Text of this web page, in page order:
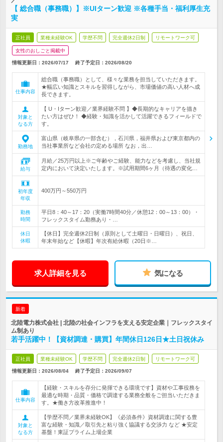
【 総合職（事務職）】※UIターン歓迎 ※各種手当・福利厚生充
実
正社員 業種未経験OK 学歴不問 完全週休2日制 リモートワーク可
女性のおしごと掲載中
情報更新日：2026/07/17 終了予定日： 2026/08/20
仕事内容
総合職（事務職）として、様々な業務を担当していただきます。
★幅広い知識とスキルを習得しながら、市場価値の高い人材へ成
長できます。
対象と
なる方
【 U・Iターン歓迎／業界経験不問 】◆長期的なキャリアを描き
たい方はぜひ！ ◆経験・知識を活かして活躍できるフィールドで
す。
勤務地
富山県（岐阜県の一部含む），石川県，福井県および東京都内の
当社事業所など会社の定める場所 なお，出…
給与
月給／25万円以上※ご年齢やご経験、能力などを考慮し、当社規
定内において決定いたします。※試用期間6ヶ月（待遇の変化…
初年度
年収
400万円～550万円
勤務
時間
平日8：40～17：20（実働7時間40分／休憩12：00～13：00）・
フレックスタイム勤務あり・…
休日
休暇
【休日】完全週休2日制（原則として土曜日・日曜日）、祝日、
年末年始など【休暇】年次有給休暇（20日※…
求人詳細を見る 気になる
新着
北陸電力株式会社 | 北陸の社会インフラを支える安定企業｜フレックスタイ
ム制あり
若手活躍中！【資材調達・購買】年間休日126日★土日祝休み
正社員 業種未経験OK 学歴不問 完全週休2日制 リモートワーク可
情報更新日：2026/08/04 終了予定日： 2026/09/07
仕事内容
【経験・スキルを存分に発揮できる環境です】資材や工事役務を
最適な時期・品質・価格で調達する業務全般をご担当いただきま
す。★働き方改革推進中！
対象と
なる方
【学歴不問／業界未経験OK】《必須条件》資材調達に関する豊
富な経験・知識／取引先と粘り強く協議する交渉力 など ★安定
基盤！東証プライム上場企業